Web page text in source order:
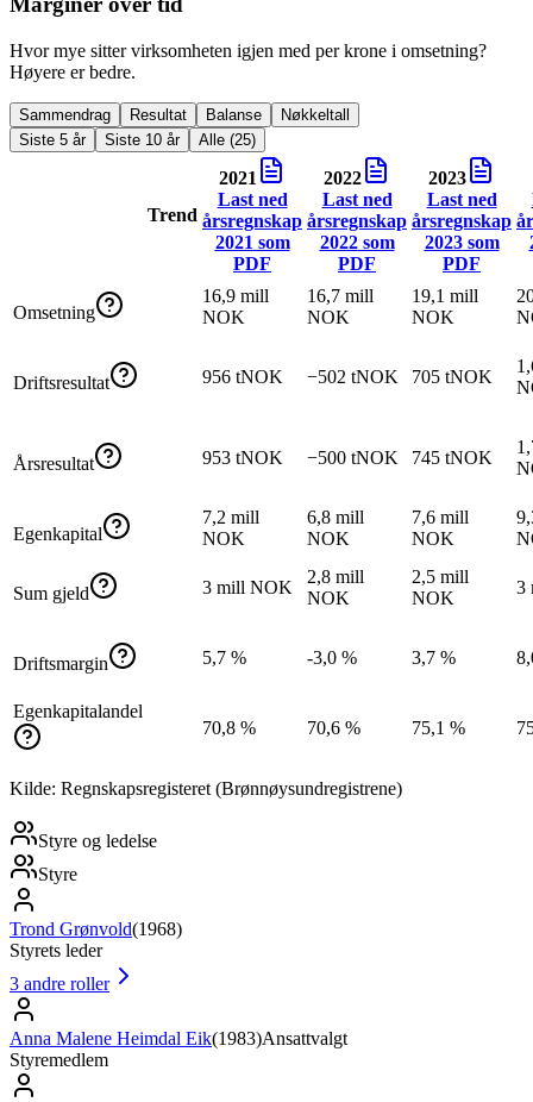
Hvor mye sitter virksomheten igjen med per krone i omsetning?
Høyere er bedre.
Sammendrag Resultat Balanse
Nøkkeltall
Siste 5 år
Siste 10 år Alle (25)
Trend
2021
Last ned
årsregnskap
2021 som
PDF
2022
Last ned
årsregnskap
2022som
PDF
2023
Last ned
årsregnskap
2023som
PDF
Omsetning
16,9 mill
NOK
16,7 mill
NOK
19,1 mill
NOK
Driftsresultat 956 tNOK −502 tNOK 705 tNOK
Årsresultat 953 tNOK −500 tNOK 745 tNOK
Egenkapital
7,2 mill
NOK
6,8 mill
NOK
7,6 mill
NOK
Sum gjeld 3 mill NOK
2,8 mill
NOK
2,5 mill
NOK
3
Driftsmargin 5,7 % -3,0 % 3,7 %
Egenkapitalandel
70,8 %
70,6 % 75,1 %
Kilde: Regnskapsregisteret (Brønnøysundregistrene)
Styre og ledelse
Styre
Trond Grønvold(1968)
Styrets leder
3 andre roller
Anna Malene Heimdal Eik(1983)Ansattvalgt
Styremedlem